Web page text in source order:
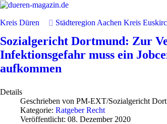
Kreis Düren
Städteregion Aachen Kreis
Sozialgericht Dortmund: Zur
Infektionsgefahr muss ein
aufkommen
Details
Geschrieben von PM-EXT/Sozialgericht
Kategorie: Ratgeber Recht
Veröffentlicht: 08. Dezember 2020